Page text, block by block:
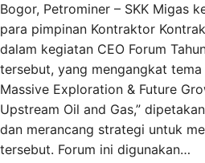
Bogor, Petrominer – SKK Migas
para pimpinan Kontraktor
dalam kegiatan CEO Forum
tersebut, yang mengangkat
Massive Exploration & Future
Upstream Oil and Gas,”
dan merancang strategi untuk
tersebut. Forum ini digunakan…